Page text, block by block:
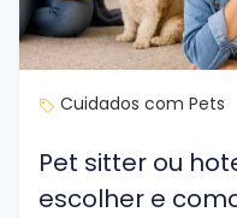
Cuidados com Pets
Pet sitter ou
escolher e